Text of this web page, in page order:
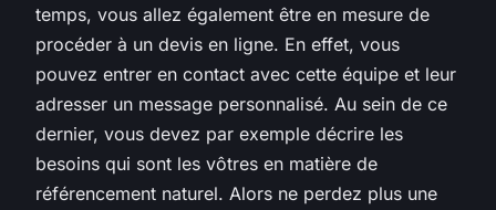
temps, vous allez également être en mesure de
procéder à un devis en ligne. En effet, vous
pouvez entrer en contact avec cette équipe et leur
adresser un message personnalisé. Au sein de ce
dernier, vous devez par exemple décrire les
besoins qui sont les vôtres en matière de
référencement naturel. Alors ne perdez plus une